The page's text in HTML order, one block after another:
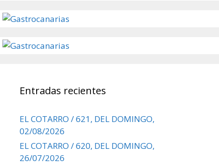
Entradas recientes
EL COTARRO / 621, DEL DOMINGO,
02/08/2026
EL COTARRO / 620, DEL DOMINGO,
26/07/2026